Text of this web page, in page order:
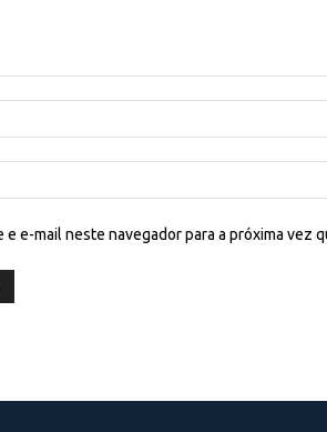
e e-mail neste navegador para a próxima vez